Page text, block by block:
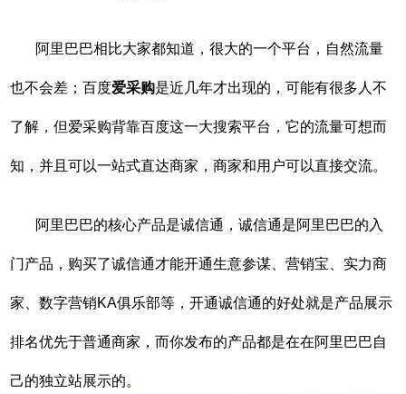
阿里巴巴相比大家都知道，很大的一个平台，自然流量
也不会差；百度爱采购是近几年才出现的，可能有很多人不
了解，但爱采购背靠百度这一大搜索平台，它的流量可想而
知，并且可以一站式直达商家，商家和用户可以直接交流。
阿里巴巴的核心产品是诚信通，诚信通是阿里巴巴的入
门产品，购买了诚信通才能开通生意参谋、营销宝、实力商
家、数字营销KA俱乐部等，开通诚信通的好处就是产品展示
排名优先于普通商家，而你发布的产品都是在在阿里巴巴自
己的独立站展示的。